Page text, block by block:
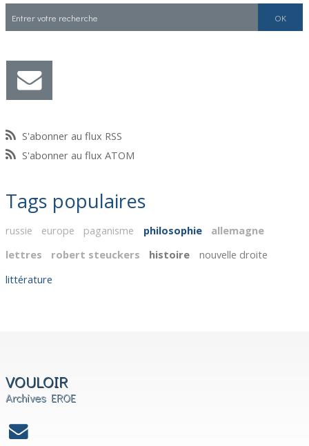
S'abonner au flux RSS
S'abonner au flux ATOM
Tags populaires
russie europe paganisme philosophie
allemagne
lettres
robert steuckers histoire
nouvelle droite
littérature
VOULOIR
Archives EROE